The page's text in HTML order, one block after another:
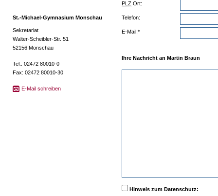
PLZ Ort:
Telefon:
E-Mail:*
Ihre Nachricht an Martin Braun
Hinweis zum Datenschutz:
St.-Michael-Gymnasium Monschau
Sekretariat
Walter-Scheibler-Str. 51
52156 Monschau
Tel.: 02472 80010-0
Fax: 02472 80010-30
E-Mail schreiben